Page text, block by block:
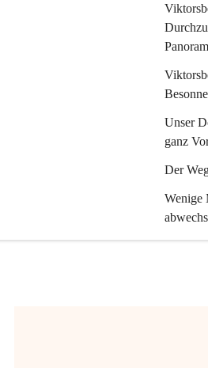
Unser
ganz
Der
Wenige